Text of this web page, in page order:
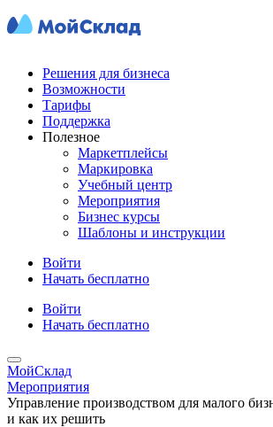
Решения для бизнеса
Возможности
Тарифы
Поддержка
Полезное
Маркетплейсы
Маркировка
Учебный центр
Мероприятия
Бизнес курсы
Шаблоны и инструкции
Войти
Начать бесплатно
Войти
Начать бесплатно
МойСклад
Мероприятия
Управление производством для малого
и как их решить